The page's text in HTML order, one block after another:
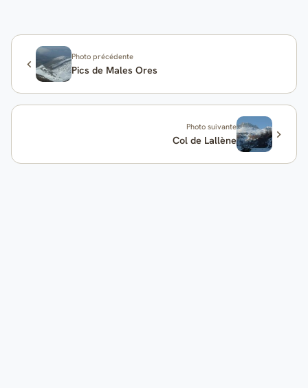
Photo précédente
Pics de Males Ores
Photo suivante
Col de Lallène